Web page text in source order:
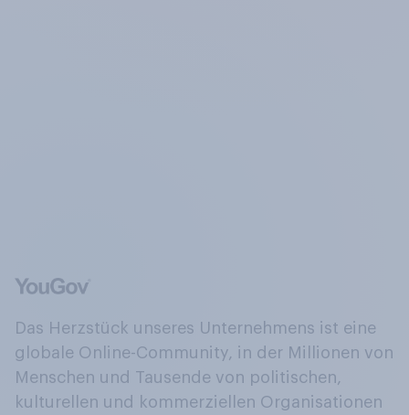
Das Herzstück unseres Unternehmens ist eine
globale Online-Community, in der Millionen von
Menschen und Tausende von politischen,
kulturellen und kommerziellen Organisationen